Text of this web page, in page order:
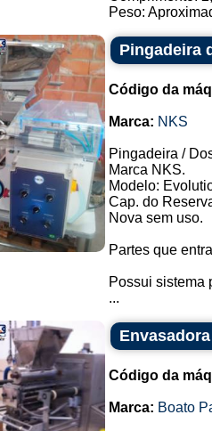
Peso:
Pingadeira
Código da
Marca: NKS
Pingadeira /
Marca NKS.
Modelo:
Cap. do
Nova sem uso.
Partes que
Possui sistema
...
Código da
Marca: Boato